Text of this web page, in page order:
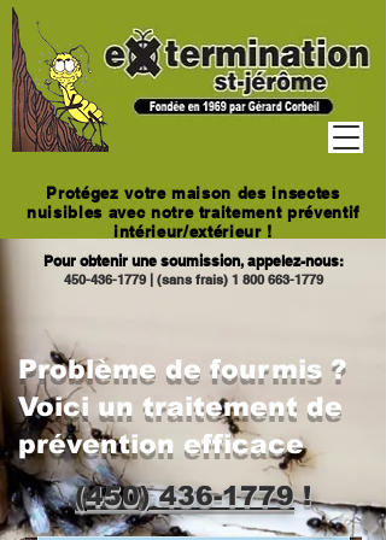
Protégez votre maison des insectes
nuisibles avec notre traitement préventif
intérieur/extérieur !
Pour obtenir une soumission, appelez-nous:
450-436-1779 (sans frais) 1 800 663-1779
Problème de fourmis ?
Voici un traitement de
prévention efficace
(450) 436-1779!